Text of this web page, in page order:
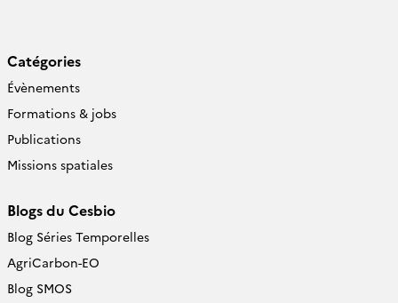
Catégories
Évènements
Formations & jobs
Publications
Missions spatiales
Blogs du Cesbio
Blog Séries Temporelles
AgriCarbon-EO
Blog SMOS